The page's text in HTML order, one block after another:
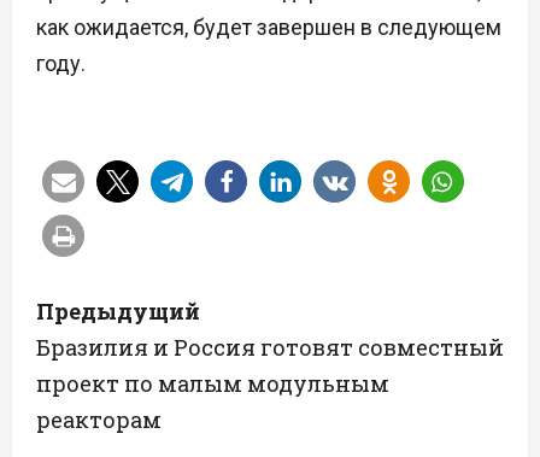
как ожидается, будет завершен в следующем
году.
Н
а
в
Предыдущий
Бразилия и Россия готовят совместный
проект по малым модульным
реакторам